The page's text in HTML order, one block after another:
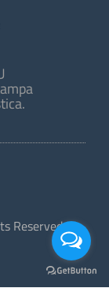
Reserved.